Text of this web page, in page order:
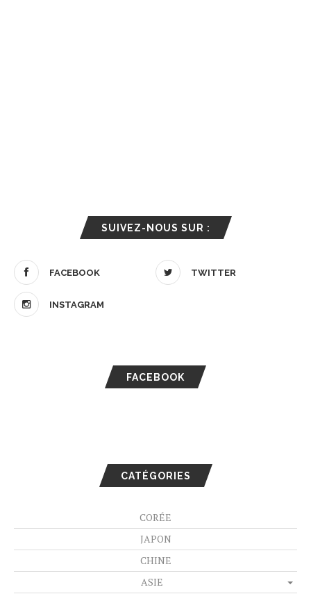
SUIVEZ-NOUS SUR :
FACEBOOK TWITTER
INSTAGRAM
FACEBOOK
CATÉGORIES
CORÉE
JAPON
CHINE
ASIE